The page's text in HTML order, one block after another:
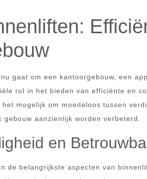
gaat om een kantoorgebouw, een
rol in het bieden van efficiënte en
het mogelijk om moeiteloos tussen
gebouw aanzienlijk worden verbeterd.
en
de belangrijkste aspecten van